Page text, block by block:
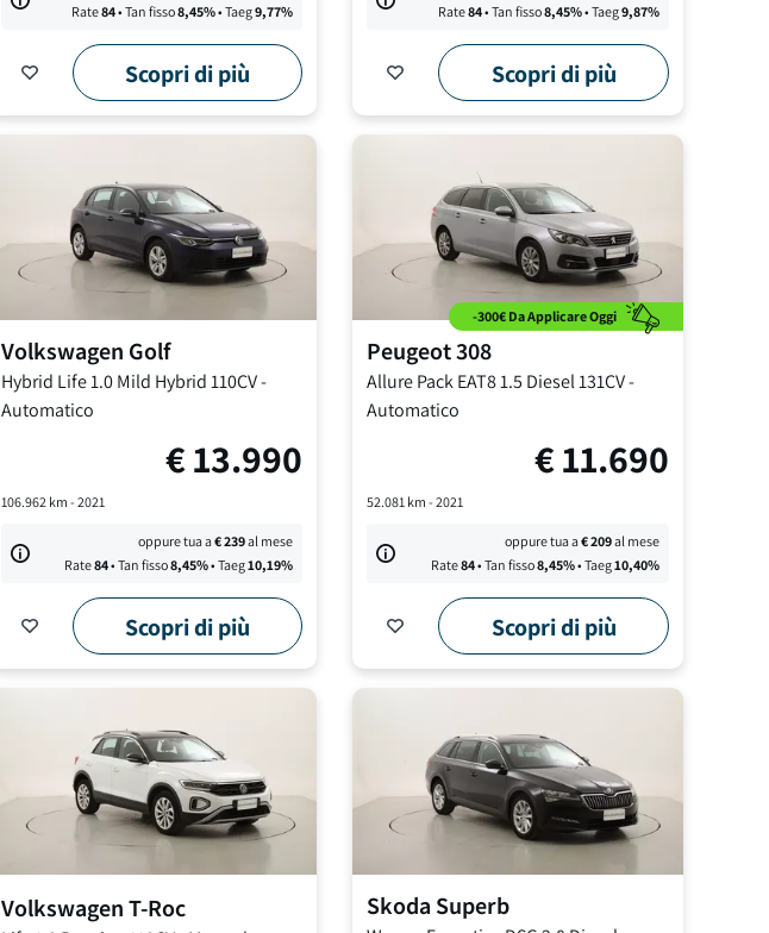
Rate84• Tan fisso8,45%• Taeg9,77%
Scopri di più
Rate84• Tan fisso8,45%• Taeg9,87%
Scopri di più
Volkswagen Golf
Hybrid Life1.0 Mild Hybrid 110CV-
Automatico
€13.990
106.962km - 2021
oppure tua a€239al mese
Rate84• Tan fisso8,45%• Taeg10,19%
Scopri di più
-300€ Da Applicare Oggi
Peugeot308
Allure Pack EAT81.5 Diesel 131CV-
Automatico
€11.690
52.081 km -2021
oppure tua a€209al mese
Rate84• Tan fisso8,45%• Taeg10,40%
Scopri di più
VolkswagenT-Roc Skoda Superb